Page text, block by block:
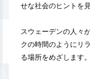
せな社会のヒントを
スウェーデンの人々
クの時間のようにリ
る場所をめざします。